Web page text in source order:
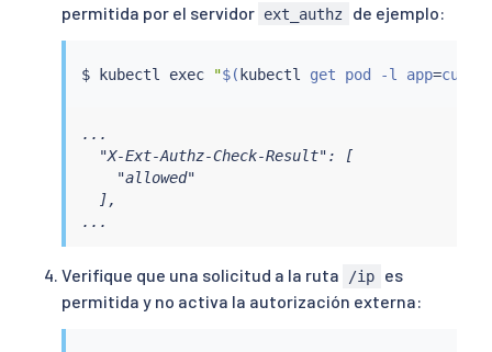
permitida por el servidor ext_authz de ejemplo:
$ kubectl exec "$( kubectl get pod -l app=curl -
...
  "X-Ext-Authz-Check-Result": [
    "allowed"
  ],
...
Verifique que una solicitud a la ruta /ip
es
permitida y no activa la autorización externa: